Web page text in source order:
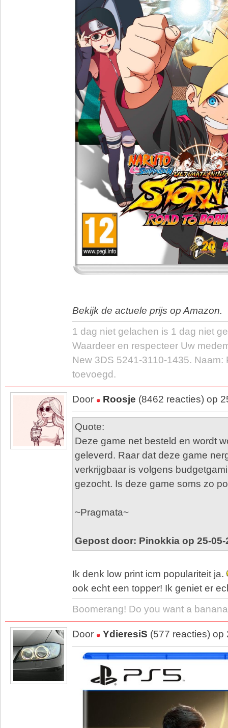
Bekijk de actuele prijs op Amazon.
1 dag niet gelachen is 1 dag niet
Waardeer en respecteer Uw
New 3DS 5241-3110-1435. Naam:
toevoegd.
Door Roosje (8462 reacties) op
Quote:
Deze game net besteld en wordt
geleverd. Raar dat deze game
verkrijgbaar is volgens
gezocht. Is deze game soms zo
~Pragmata~
Gepost door: Pinokkia op 25-05-
Ik denk low print icm populariteit ja.
ook echt een topper! Ik geniet er
Boomerang! Do you want a
Door YdieresiS (577 reacties) op